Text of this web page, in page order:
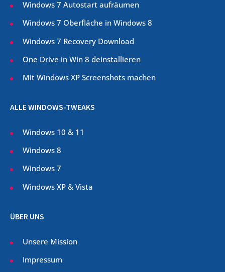
Windows 7 Autostart aufräumen
Windows 7 Oberfläche in Windows 8
Windows 7 Recovery Download
One Drive in Win 8 deinstallieren
Mit Windows XP Screenshots machen
ALLE WINDOWS-TWEAKS
Windows 10 & 11
Windows 8
Windows 7
Windows XP & Vista
ÜBER UNS
Unsere Mission
Impressum